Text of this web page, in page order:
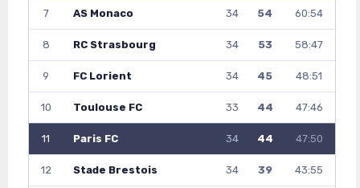
7 AS Monaco 34 54 60:54
8 RC Strasbourg 34 53 58:47
9 FC Lorient 34 45 48:51
10 Toulouse FC 33 44 47:46
11 Paris FC 34 44 47:50
12 Stade Brestois 34 39 43:55